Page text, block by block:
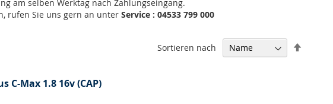
am selben Werktag nach Zahlungseingang.
rufen Sie uns gern an unterService : 04533 799 000
Sortieren nach
C-Max 1.8 16v (CAP)